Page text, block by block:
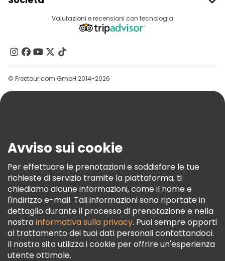
Accesso Del Fornitore
Programma Di Affiliazione
Destinazioni
Contattaci
Gruppi
Aiuto
Termini E Condizioni
Informativa Sui Cookie
Freetour Premi
Programma Di Fidelizzazione
Valutazioni e recensioni con tecnologia
© Freetour.com GmbH 2014-2026
Avviso sui cookie
Per effettuare le prenotazioni e soddisfare le tue
richieste di servizio tramite la piattaforma, ti
chiediamo alcune informazioni, come il nome e
l'indirizzo e-mail. Tali informazioni sono riportate in
dettaglio durante il processo di prenotazione e nella
nostrainformativa sulla privacy. Puoi sempre opporti
al trattamento dei tuoi dati personali contattandoci.
Il nostro sito utilizza i cookie per offrire un'esperienza
utente ottimale.